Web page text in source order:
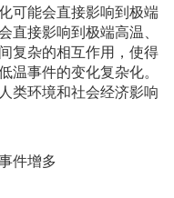
可能会直接影响到极端
接影响到极端高温、
复杂的相互作用，使得
温事件的变化复杂化。
类环境和社会经济影响
件增多